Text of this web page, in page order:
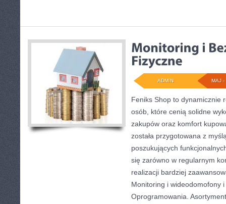
MAJ -
ADMIN
Feniks Shop to dynamicznie
osób, które cenią solidne
zakupów oraz komfort
została przygotowana z
poszukujących
się zarówno w regularnym
realizacji bardziej
Monitoring i wideodomofony
Oprogramowania.